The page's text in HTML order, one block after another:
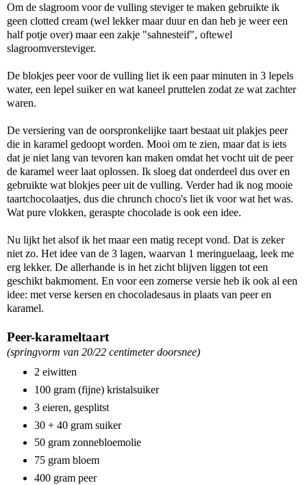
Om de slagroom voor de vulling steviger te maken gebruikte ik
geen clotted cream (wel lekker maar duur en dan heb je weer een
half potje over) maar een zakje "sahnesteif", oftewel
slagroomversteviger.
De blokjes peer voor de vulling liet ik een paar minuten in 3 lepels
water, een lepel suiker en wat kaneel pruttelen zodat ze wat zachter
waren.
De versiering van de oorspronkelijke taart bestaat uit plakjes peer
die in karamel gedoopt worden. Mooi om te zien, maar dat is iets
dat je niet lang van tevoren kan maken omdat het vocht uit de peer
de karamel weer laat oplossen. Ik sloeg dat onderdeel dus over en
gebruikte wat blokjes peer uit de vulling. Verder had ik nog mooie
taartchocolaatjes, dus die chrunch choco's liet ik voor wat het was.
Wat pure vlokken, geraspte chocolade is ook een idee.
Nu lijkt het alsof ik het maar een matig recept vond. Dat is zeker
niet zo. Het idee van de 3 lagen, waarvan 1 meringuelaag, leek me
erg lekker. De allerhande is in het zicht blijven liggen tot een
geschikt bakmoment. En voor een zomerse versie heb ik ook al een
idee: met verse kersen en chocoladesaus in plaats van peer en
karamel.
Peer-karameltaart
(springvorm van 20/22 centimeter doorsnee)
2 eiwitten
100 gram (fijne) kristalsuiker
3 eieren, gesplitst
30 + 40 gram suiker
50 gram zonnebloemolie
75 gram bloem
400 gram peer